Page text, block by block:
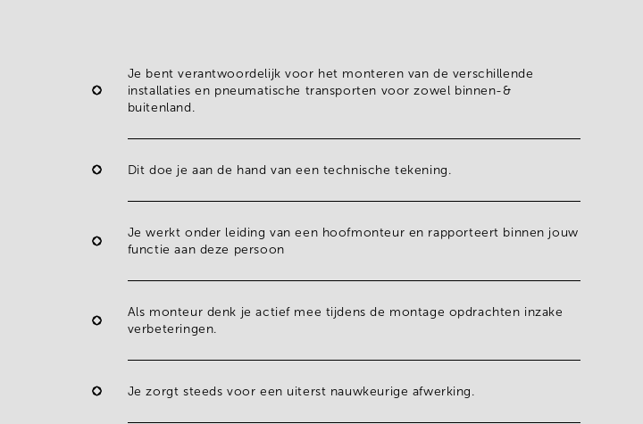
Je bent verantwoordelijk voor het monteren van de verschillende
installaties en pneumatische transporten voor zowel binnen-&
buitenland.
Dit doe je aan de hand van een technische tekening.
Je werkt onder leiding van een hoofmonteur en rapporteert binnen jouw
functie aan deze persoon
Als monteur denk je actief mee tijdens de montage opdrachten inzake
verbeteringen.
Je zorgt steeds voor een uiterst nauwkeurige afwerking.